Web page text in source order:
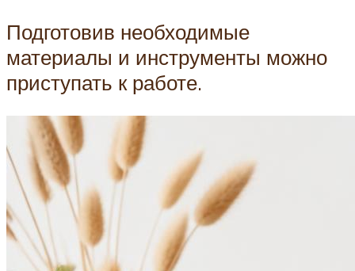
Подготовив необходимые
материалы и инструменты можно
приступать к работе.